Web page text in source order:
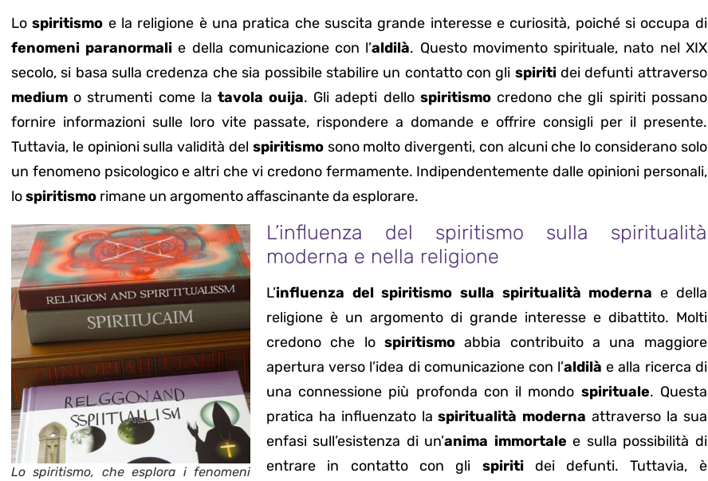
Lospiritismo e la religione è una pratica che suscita grande interesse e curiosità, poiché si occupa di
fenomeni paranormali e della comunicazione con l’aldilà. Questo movimento spirituale, nato nel XIX
secolo, si basa sulla credenza che sia possibile stabilire un contatto con gli spiritidei defunti attraverso
medium o strumenti come la tavola ouija. Gli adepti dello spiritismocredono che gli spiriti possano
fornire informazioni sulle loro vite passate, rispondere a domande e offrire consigli per il presente.
Tuttavia, le opinioni sulla validità del spiritismosono molto divergenti, con alcuni che lo considerano solo
un fenomeno psicologico e altri che vi credono fermamente. Indipendentemente dalle opinioni personali,
lospiritismo rimane un argomento affascinante da esplorare.
Lo spiritismo, che esplora i fenomeni
L’influenza del spiritismo sulla spiritualità
moderna e nella religione
L’influenza del spiritismo sulla spiritualità moderna e della
religione è un argomento di grande interesse e dibattito. Molti
credono che lospiritismo abbia contribuito a una maggiore
apertura verso l’idea di comunicazione con l’aldilà e alla ricerca di
una connessione più profonda con il mondo spirituale. Questa
pratica ha influenzato laspiritualità moderna attraverso la sua
enfasi sull’esistenza di un’anima immortale e sulla possibilità di
entrare in contatto con gli spiritidei defunti. Tuttavia, è